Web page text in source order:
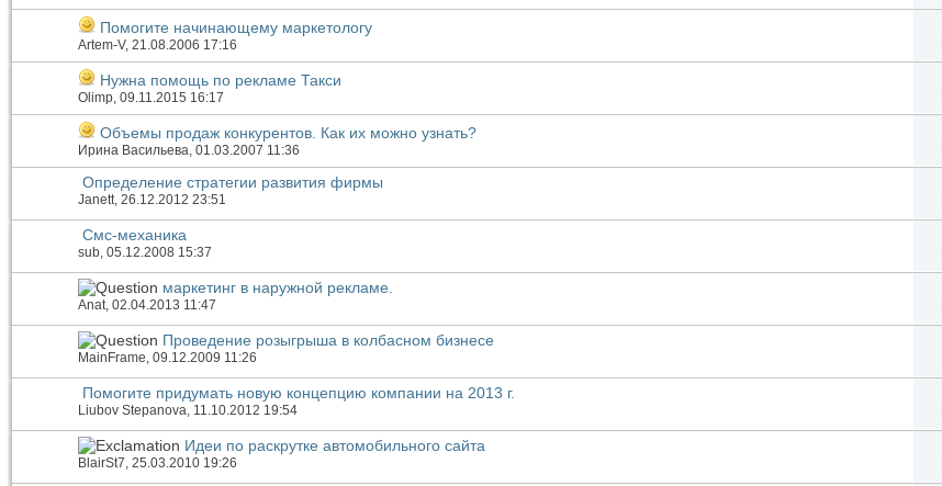
Помогите начинающему маркетологу
Artem-V, 21.08.2006 17:16
Нужна помощь по рекламе Такси
Olimp, 09.11.2015 16:17
Объемы продаж конкурентов. Как их можно узнать?
Ирина Васильева, 01.03.2007 11:36
Определение стратегии развития фирмы
Janett, 26.12.2012 23:51
Смс-механика
sub, 05.12.2008 15:37
маркетинг в наружной рекламе.
Anat, 02.04.2013 11:47
Проведение розыгрыша в колбасном бизнесе
MainFrame, 09.12.2009 11:26
Помогите придумать новую концепцию компании на 2013 г.
Liubov Stepanova, 11.10.2012 19:54
Идеи по раскрутке автомобильного сайта
BlairSt7, 25.03.2010 19:26